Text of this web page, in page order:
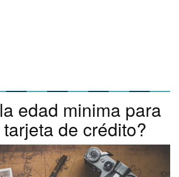
edad minima para
de crédito?